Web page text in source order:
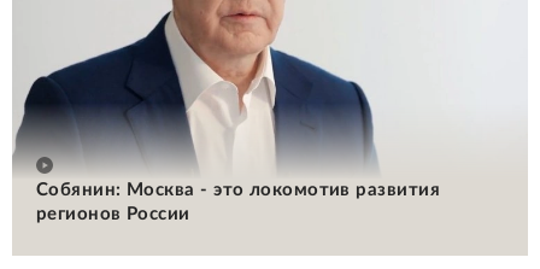
Собянин: Москва - это локомотив развития
регионов России